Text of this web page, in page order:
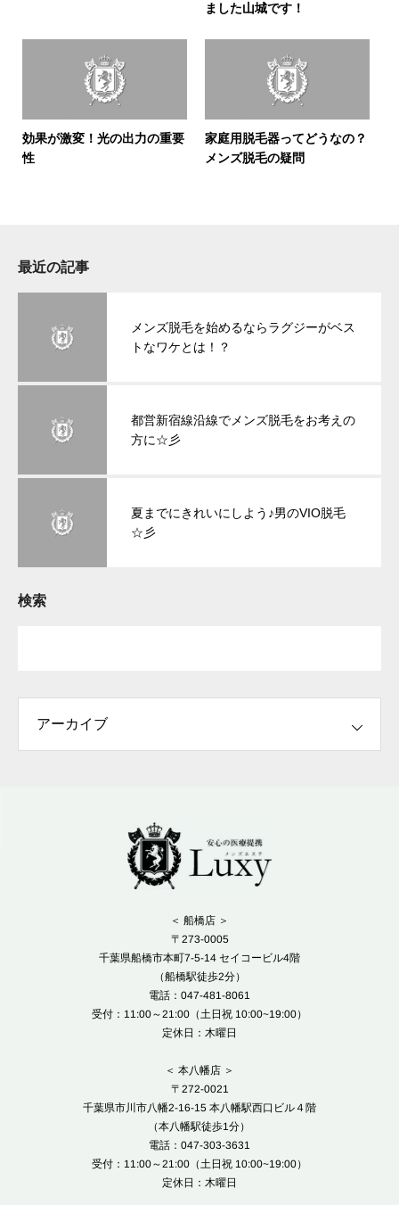
ました山城です！
効果が激変！光の出力の重要
性
家庭用脱毛器ってどうなの？
メンズ脱毛の疑問
最近の記事
メンズ脱毛を始めるならラグジーがベス
トなワケとは！？
都営新宿線沿線でメンズ脱毛をお考えの
方に☆彡
夏までにきれいにしよう♪男のVIO脱毛
☆彡
検索
＜ 船橋店 ＞
〒273-0005
千葉県船橋市本町7-5-14 セイコービル4階
（船橋駅徒歩2分）
電話：047-481-8061
受付：11:00～21:00（土日祝 10:00~19:00）
定休日：木曜日
＜ 本八幡店 ＞
〒272-0021
千葉県市川市八幡2-16-15 本八幡駅西口ビル４階
（本八幡駅徒歩1分）
電話：047-303-3631
受付：11:00～21:00（土日祝 10:00~19:00）
定休日：木曜日